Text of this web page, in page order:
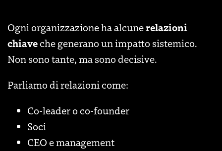
Ogni organizzazione ha alcunerelazioni
chiaveche generano un impatto sistemico.
Non sono tante, ma sono decisive.
Parliamo di relazioni come:
Co-leader o co-founder
Soci
CEO e management